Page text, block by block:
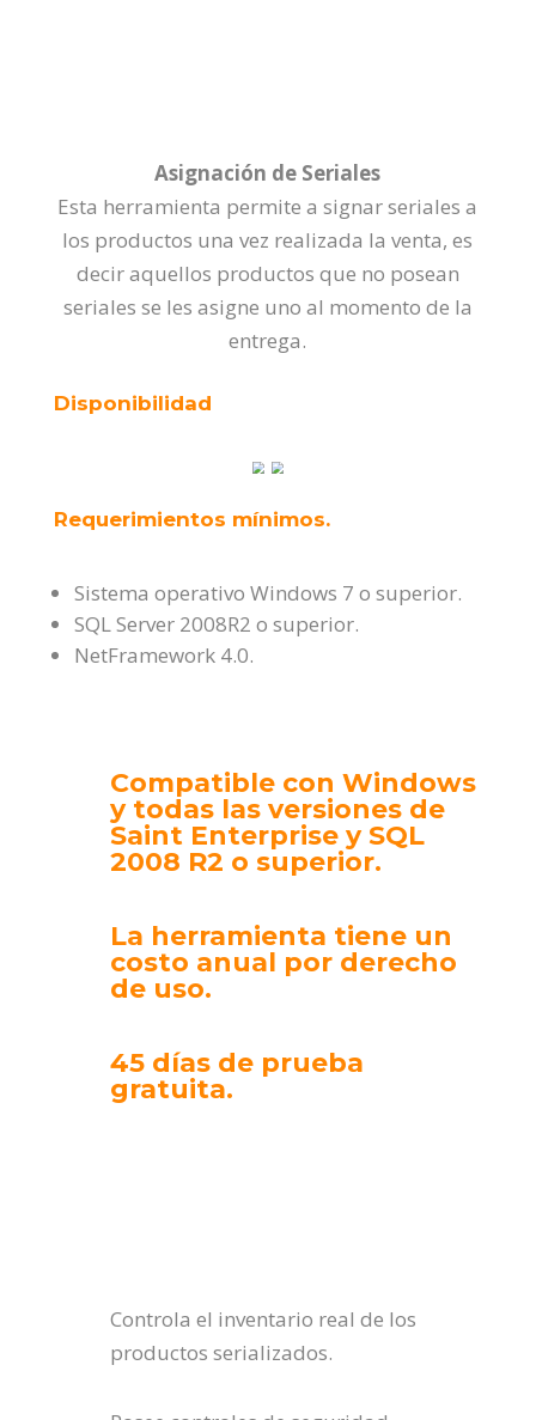
Asignación de Seriales
Esta herramienta permite a signar seriales a
los productos una vez realizada la venta, es
decir aquellos productos que no posean
seriales se les asigne uno al momento de la
entrega.
Disponibilidad
Requerimientos mínimos.
Sistema operativo Windows 7 o superior.
SQL Server 2008R2 o superior.
NetFramework 4.0.
Compatible con Windows
y todas las versiones de
Saint Enterprise y SQL
2008 R2 o superior.
La herramienta tiene un
costo anual por derecho
de uso.
45 días de prueba
gratuita.
Controla el inventario real de los
productos serializados.